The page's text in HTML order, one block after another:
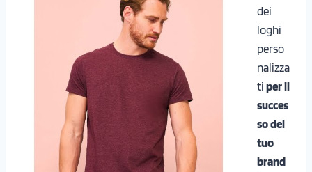
dei
loghi
perso
nalizza
ti per il
succes
so del
tuo
brand